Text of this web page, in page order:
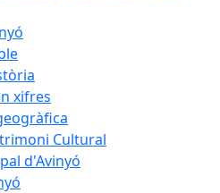
xifres
Cultural
d'Avinyó